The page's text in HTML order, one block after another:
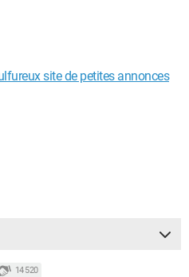
je connaissais même pas la
sachant que je viens d'avoir
site de petites annonces
14 520